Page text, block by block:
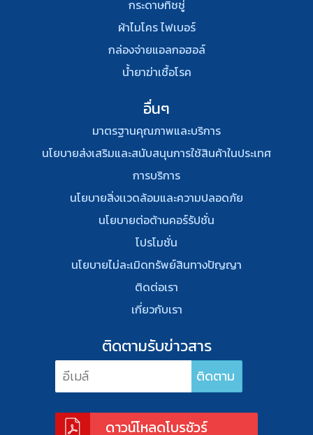
กระดาษทิชชู่
ผ้าไมโคร ไฟเบอร์
กล่องจ่ายแอลกอฮอล์
น้ำยาฆ่าเชื้อโรค
อื่นๆ
มาตรฐานคุณภาพและบริการ
นโยบายส่งเสริมและสนับสนุนการใช้สินค้าในประเทศ
การบริการ
นโยบายสิ่งเเวดล้อมและความปลอดภัย
นโยบายต่อต้านคอร์รัปชั่น
โปรโมชั่น
นโยบายไม่ละเมิดทรัพย์สินทางปัญญา
ติดต่อเรา
เกี่ยวกับเรา
ติดตามรับข่าวสาร
ดาวน์โหลดโบรชัวร์